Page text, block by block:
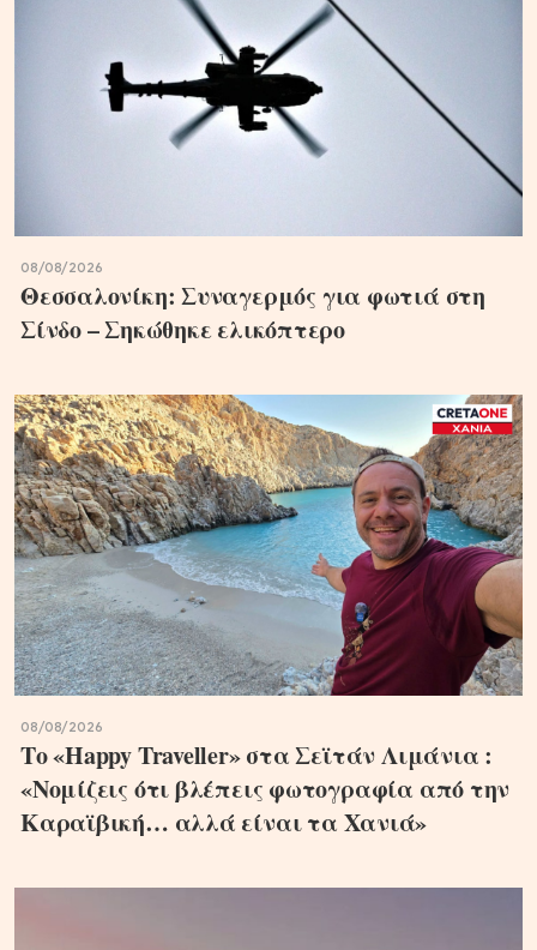
08/08/2026
Θεσσαλονίκη: Συναγερμός για φωτιά στη
Σίνδο – Σηκώθηκε ελικόπτερο
08/08/2026
Το «Happy Traveller» στα Σεϊτάν Λιμάνια :
«Νομίζεις ότι βλέπεις φωτογραφία από την
Καραϊβική… αλλά είναι τα Χανιά»